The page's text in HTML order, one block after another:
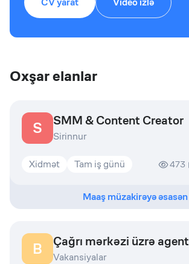
Oxşar elanlar
S SMM & Content Creator
Sirinnur
Xidmət Tam iş günü 473
Maaş müzakirəyə əsasən
B Çağrı mərkəzi üzrə agent
Vakansiyalar